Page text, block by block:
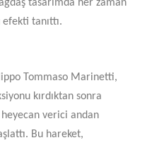
tasarımda her zaman
tanıttı.
Tommaso Marinetti,
kırdıktan sonra
verici andan
Bu hareket,